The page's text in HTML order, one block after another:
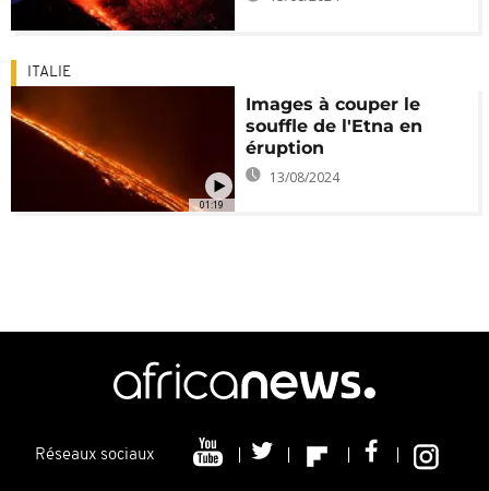
01:19
ITALIE
Images à couper le
souffle de l'Etna en
éruption
13/08/2024
Réseaux sociaux